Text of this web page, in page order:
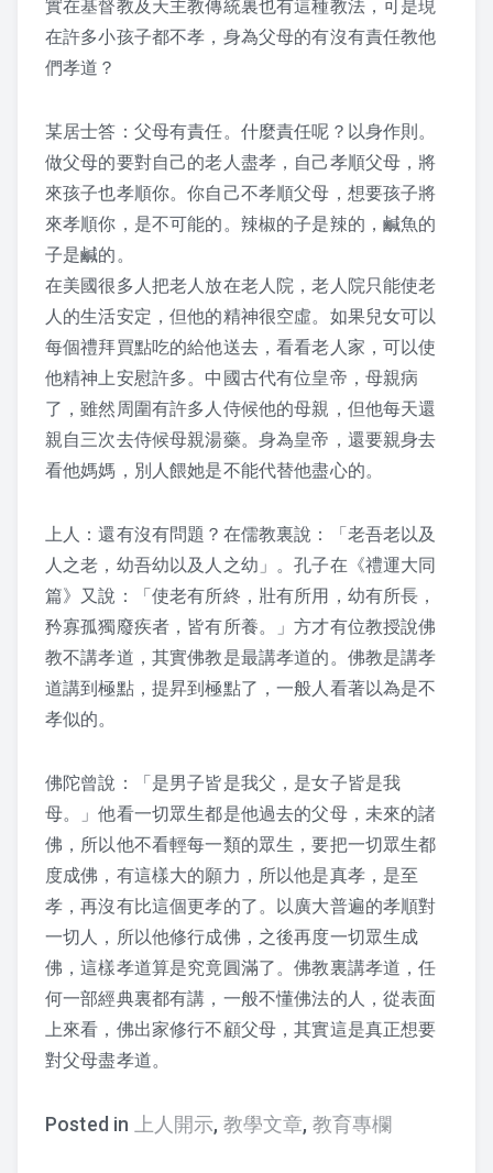
實在基督教及天主教傳統裏也有這種教法，可是現
在許多小孩子都不孝，身為父母的有沒有責任教他
們孝道？
某居士答：父母有責任。什麼責任呢？以身作則。
做父母的要對自己的老人盡孝，自己孝順父母，將
來孩子也孝順你。你自己不孝順父母，想要孩子將
來孝順你，是不可能的。辣椒的子是辣的，鹹魚的
子是鹹的。
在美國很多人把老人放在老人院，老人院只能使老
人的生活安定，但他的精神很空虛。如果兒女可以
每個禮拜買點吃的給他送去，看看老人家，可以使
他精神上安慰許多。中國古代有位皇帝，母親病
了，雖然周圍有許多人侍候他的母親，但他每天還
親自三次去侍候母親湯藥。身為皇帝，還要親身去
看他媽媽，別人餵她是不能代替他盡心的。
上人：還有沒有問題？在儒教裏說：「老吾老以及
人之老，幼吾幼以及人之幼」。孔子在《禮運大同
篇》又說：「使老有所終，壯有所用，幼有所長，
矜寡孤獨廢疾者，皆有所養。」方才有位教授說佛
教不講孝道，其實佛教是最講孝道的。佛教是講孝
道講到極點，提昇到極點了，一般人看著以為是不
孝似的。
佛陀曾說：「是男子皆是我父，是女子皆是我
母。」他看一切眾生都是他過去的父母，未來的諸
佛，所以他不看輕每一類的眾生，要把一切眾生都
度成佛，有這樣大的願力，所以他是真孝，是至
孝，再沒有比這個更孝的了。以廣大普遍的孝順對
一切人，所以他修行成佛，之後再度一切眾生成
佛，這樣孝道算是究竟圓滿了。佛教裏講孝道，任
何一部經典裏都有講，一般不懂佛法的人，從表面
上來看，佛出家修行不顧父母，其實這是真正想要
對父母盡孝道。
Posted in 上人開示, 教學文章, 教育專欄